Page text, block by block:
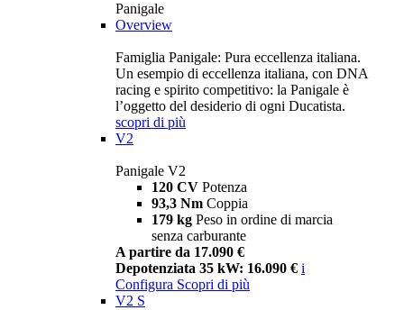
Panigale
Overview
Famiglia Panigale: Pura eccellenza italiana.
Un esempio di eccellenza italiana, con DNA
racing e spirito competitivo: la Panigale è
l’oggetto del desiderio di ogni Ducatista.
scopri di più
V2
Panigale V2
120 CV Potenza
93,3 Nm Coppia
179 kg Peso in ordine di marcia
senza carburante
A partire da 17.090 €
Depotenziata 35 kW: 16.090 € i
Configura Scopri di più
V2 S